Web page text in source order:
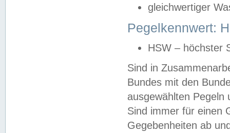
gleichwertiger
Pegelkennwert:
HSW – höchster
Sind in
Bundes mit den
ausgewählten
Sind immer für einen
Gegebenheiten ab